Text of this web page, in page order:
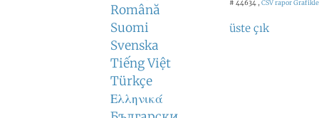
Română
Suomi
Svenska
Tiếng Việt
Türkçe
Ελληνικά
# 44634 , CSV rapor
üste çık